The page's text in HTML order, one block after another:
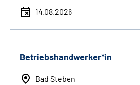
14.08.2026
Betriebshandwerker*in
Bad Steben